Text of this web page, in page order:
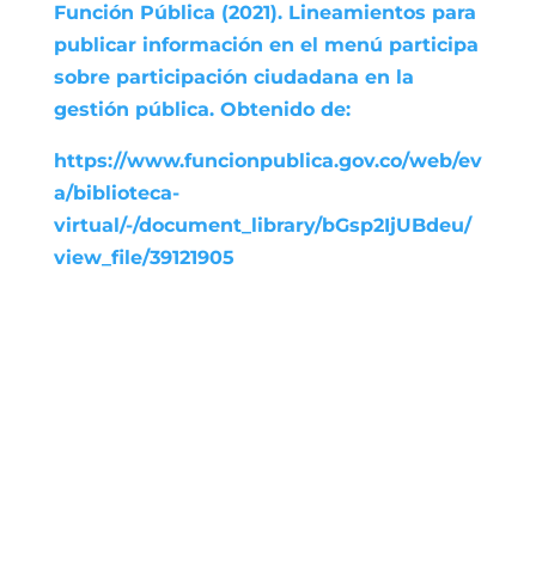
Función Pública (2021). Lineamientos para
publicar información en el menú participa
sobre participación ciudadana en la
gestión pública. Obtenido de:
https://www.funcionpublica.gov.co/web/ev
a/biblioteca-
virtual/-/document_library/bGsp2IjUBdeu/
view_file/39121905